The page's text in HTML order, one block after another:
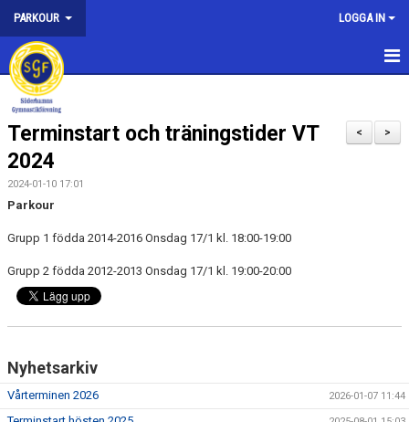
PARKOUR LOGGA IN
HEM
NYHETER
KONTAKT
DET ÄR HÄR PARKOUR - INSPIRATION
AVGIFTER
ANMÄLAN
HALLTIDER
TRÄNINGSTIDER
>
<
Terminstart och träningstider VT
2024
2024-01-10 17:01
Parkour
Grupp 1 födda 2014-2016 Onsdag 17/1 kl. 18:00-19:00
Grupp 2 födda 2012-2013 Onsdag 17/1 kl. 19:00-20:00
Nyhetsarkiv
Vårterminen 2026 2026-01-07 11:44